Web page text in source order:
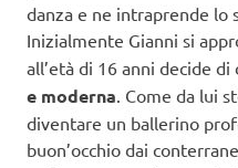
danza e ne intraprende lo
Inizialmente Gianni si
all’età di 16 anni decide di
e moderna . Come da lui
diventare un ballerino
buon’occhio dai